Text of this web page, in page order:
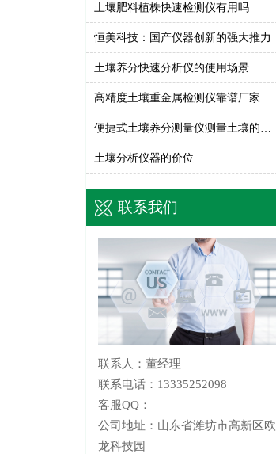
土壤肥料植株快速检测仪有用吗
恒美科技：国产仪器创新的强大推力
土壤养分快速分析仪的使用场景
土壤分析仪器的价位
联系我们
联系人：董经理
联系电话：13335252098
客服QQ：
公司地址：山东省潍坊市高新区欧
龙科技园